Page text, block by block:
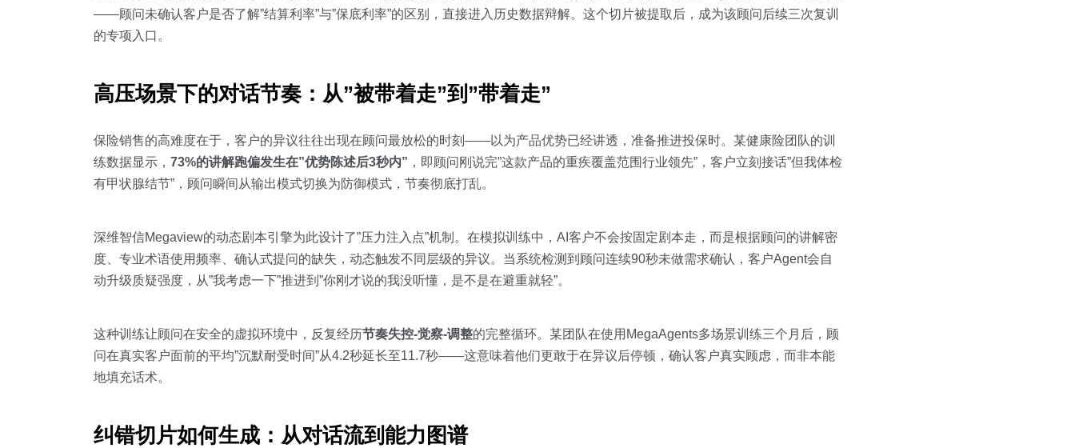
——顾问未确认客户是否了解”结算利率”与”保底利率”的区别，直接进入历史数据辩解。这个切片被提取后，成为该顾问后续三次复训
的专项入口。
高压场景下的对话节奏：从”被带着走”到”带着走”
保险销售的高难度在于，客户的异议往往出现在顾问最放松的时刻——以为产品优势已经讲透，准备推进投保时。某健康险团队的训
练数据显示， 73%的讲解跑偏发生在”优势陈述后3秒内” ，即顾问刚说完”这款产品的重疾覆盖范围行业领先”，客户立刻接话”但我体检
有甲状腺结节”，顾问瞬间从输出模式切换为防御模式，节奏彻底打乱。
深维智信Megaview的动态剧本引擎为此设计了”压力注入点”机制。在模拟训练中，AI客户不会按固定剧本走，而是根据顾问的讲解密
度、专业术语使用频率、确认式提问的缺失，动态触发不同层级的异议。当系统检测到顾问连续90秒未做需求确认，客户Agent会自
动升级质疑强度，从”我考虑一下”推进到”你刚才说的我没听懂，是不是在避重就轻”。
这种训练让顾问在安全的虚拟环境中，反复经历节奏失控-觉察-调整的完整循环。某团队在使用MegaAgents多场景训练三个月后，顾
问在真实客户面前的平均”沉默耐受时间”从4.2秒延长至11.7秒——这意味着他们更敢于在异议后停顿，确认客户真实顾虑，而非本能
地填充话术。
纠错切片如何生成：从对话流到能力图谱